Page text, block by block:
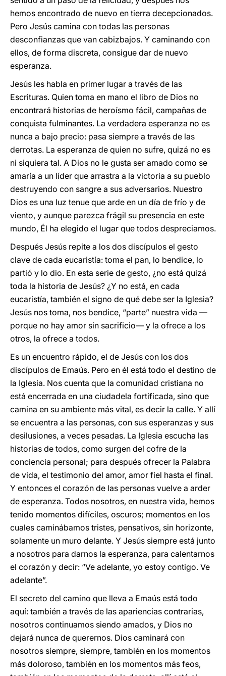
hemos encontrado de nuevo en tierra decepcionados.
Pero Jesús camina con todas las personas
desconfianzas que van cabizbajos. Y caminando con
ellos, de forma discreta, consigue dar de nuevo
esperanza.
Jesús les habla en primer lugar a través de las
Escrituras. Quien toma en mano el libro de Dios no
encontrará historias de heroísmo fácil, campañas de
conquista fulminantes. La verdadera esperanza no es
nunca a bajo precio: pasa siempre a través de las
derrotas. La esperanza de quien no sufre, quizá no es
ni siquiera tal. A Dios no le gusta ser amado como se
amaría a un líder que arrastra a la victoria a su pueblo
destruyendo con sangre a sus adversarios. Nuestro
Dios es una luz tenue que arde en un día de frío y de
viento, y aunque parezca frágil su presencia en este
mundo, Él ha elegido el lugar que todos despreciamos.
Después Jesús repite a los dos discípulos el gesto
clave de cada eucaristía: toma el pan, lo bendice, lo
partió y lo dio. En esta serie de gesto, ¿no está quizá
toda la historia de Jesús? ¿Y no está, en cada
eucaristía, también el signo de qué debe ser la Iglesia?
Jesús nos toma, nos bendice, “parte” nuestra vida —
porque no hay amor sin sacrificio— y la ofrece a los
otros, la ofrece a todos.
Es un encuentro rápido, el de Jesús con los dos
discípulos de Emaús. Pero en él está todo el destino de
la Iglesia. Nos cuenta que la comunidad cristiana no
está encerrada en una ciudadela fortificada, sino que
camina en su ambiente más vital, es decir la calle. Y allí
se encuentra a las personas, con sus esperanzas y sus
desilusiones, a veces pesadas. La Iglesia escucha las
historias de todos, como surgen del cofre de la
conciencia personal; para después ofrecer la Palabra
de vida, el testimonio del amor, amor fiel hasta el final.
Y entonces el corazón de las personas vuelve a arder
de esperanza. Todos nosotros, en nuestra vida, hemos
tenido momentos difíciles, oscuros; momentos en los
cuales caminábamos tristes, pensativos, sin horizonte,
solamente un muro delante. Y Jesús siempre está junto
a nosotros para darnos la esperanza, para calentarnos
el corazón y decir: “Ve adelante, yo estoy contigo. Ve
adelante”.
El secreto del camino que lleva a Emaús está todo
aquí: también a través de las apariencias contrarias,
nosotros continuamos siendo amados, y Dios no
dejará nunca de querernos. Dios caminará con
nosotros siempre, siempre, también en los momentos
más doloroso, también en los momentos más feos,